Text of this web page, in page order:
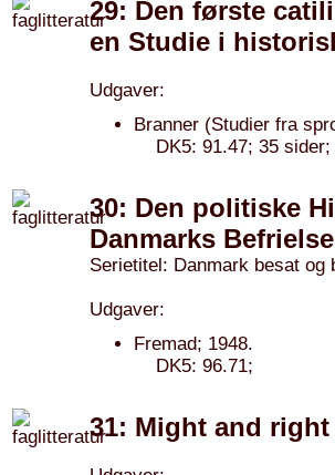
29: Den første
en Studie i
Udgaver:
Branner (Studier fra
DK5: 91.47; 35 sider;
30: Den politiske
Danmarks
Serietitel: Danmark besat og
Udgaver:
Fremad; 1948.
DK5: 96.71;
31: Might and